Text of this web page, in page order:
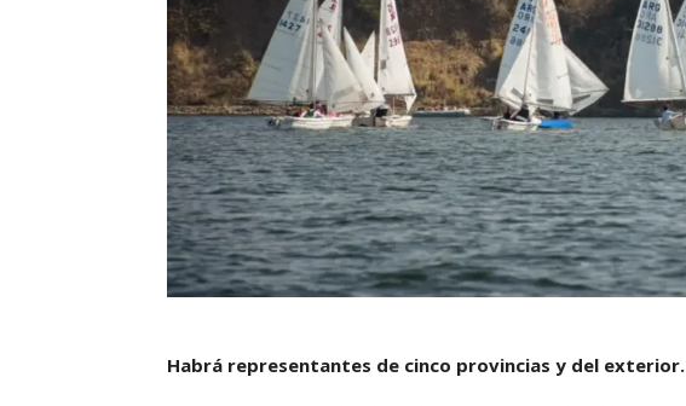
Habrá representantes de cinco provincias y del exterior.